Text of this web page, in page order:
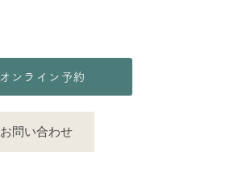
オンライン予約
お問い合わせ